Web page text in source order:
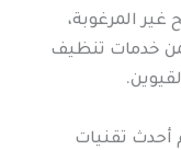
غير المرغوبة،
خدمات تنظيف
أحدث تقنيات